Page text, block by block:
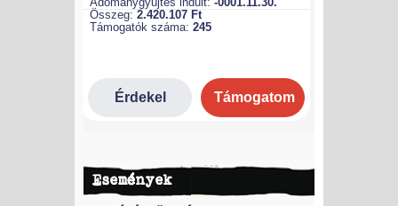
Események